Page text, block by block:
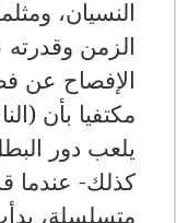
النسيان،
الزمن
الإفصاح عن
مكتفيا بأن
يلعب دور
كذلك- عندما
متسلسلة،